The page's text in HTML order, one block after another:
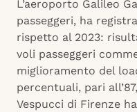
L’aeroporto Galileo
passeggeri, ha
rispetto al 2023:
voli passeggeri
miglioramento del
percentuali, pari
Vespucci di Firenze